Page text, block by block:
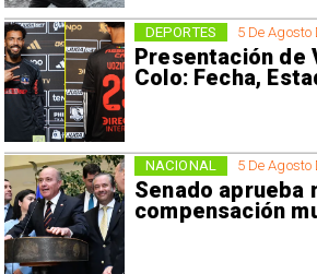
5 De Agosto
Presentación de
Colo: Fecha,
DEPORTES
5 De Agosto
Senado aprueba
compensación
NACIONAL